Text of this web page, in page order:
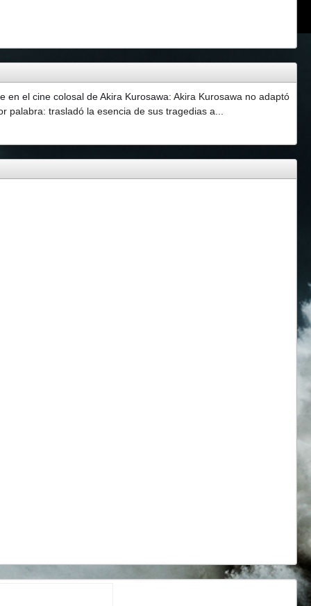
en el cine colosal de Akira Kurosawa: Akira Kurosawa no adaptó
palabra: trasladó la esencia de sus tragedias a...